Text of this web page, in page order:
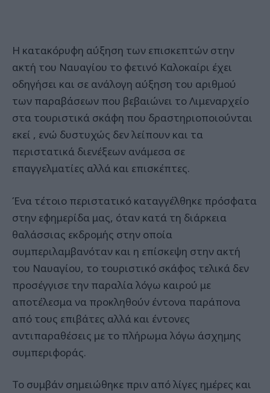
Η κατακόρυφη αύξηση των επισκεπτών στην
ακτή του Ναυαγίου το φετινό Καλοκαίρι έχει
οδηγήσει και σε ανάλογη αύξηση του αριθμού
των παραβάσεων που βεβαιώνει το Λιμεναρχείο
στα τουριστικά σκάφη που δραστηριοποιούνται
εκεί , ενώ δυστυχώς δεν λείπουν και τα
περιστατικά διενέξεων ανάμεσα σε
επαγγελματίες αλλά και επισκέπτες.
Ένα τέτοιο περιστατικό καταγγέλθηκε πρόσφατα
στην εφημερίδα μας, όταν κατά τη διάρκεια
θαλάσσιας εκδρομής στην οποία
συμπεριλαμβανόταν και η επίσκεψη στην ακτή
του Ναυαγίου, το τουριστικό σκάφος τελικά δεν
προσέγγισε την παραλία λόγω καιρού με
αποτέλεσμα να προκληθούν έντονα παράπονα
από τους επιβάτες αλλά και έντονες
αντιπαραθέσεις με το πλήρωμα λόγω άσχημης
συμπεριφοράς.
Το συμβάν σημειώθηκε πριν από λίγες ημέρες και